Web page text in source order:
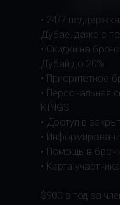
• 24/7
Дубае, даже с
• Скидки на
Дубай до 20%
• Приоритетное
• Персональная
KINGS
• Доступ в
•
• Помощь в
• Карта
$900 в год за